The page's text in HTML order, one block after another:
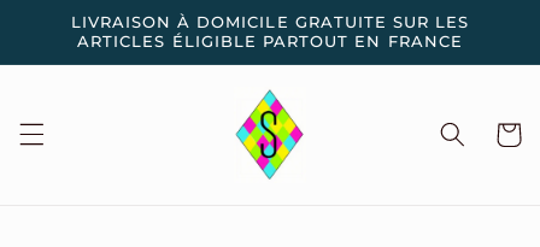
passer
contenu
LIVRAISON À DOMICILE GRATUITE SUR LES
ARTICLES ÉLIGIBLE PARTOUT EN FRANCE
Panier